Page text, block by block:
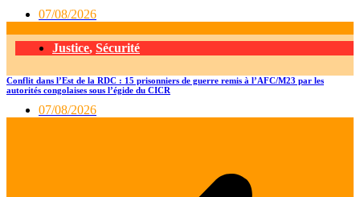
07/08/2026
Justice, Sécurité
Conflit dans l’Est de la RDC : 15 prisonniers de guerre remis à l’AFC/M23 par les
autorités congolaises sous l’égide du CICR
07/08/2026